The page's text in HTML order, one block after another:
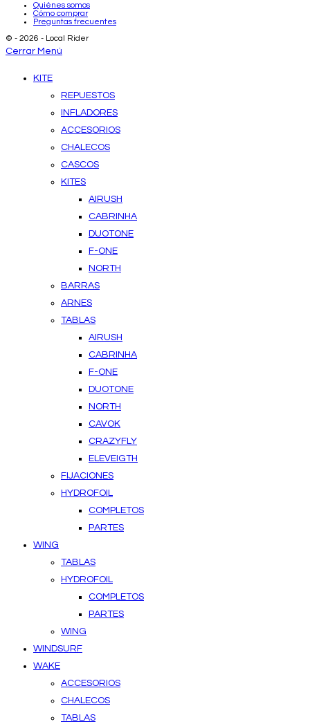
Quiénes somos
Cómo comprar
Preguntas frecuentes
© - 2026 - Local Rider
Cerrar Menú
KITE
REPUESTOS
INFLADORES
ACCESORIOS
CHALECOS
CASCOS
KITES
AIRUSH
CABRINHA
DUOTONE
F-ONE
NORTH
BARRAS
ARNES
TABLAS
AIRUSH
CABRINHA
F-ONE
DUOTONE
NORTH
CAVOK
CRAZYFLY
ELEVEIGTH
FIJACIONES
HYDROFOIL
COMPLETOS
PARTES
WING
TABLAS
HYDROFOIL
COMPLETOS
PARTES
WING
WINDSURF
WAKE
ACCESORIOS
CHALECOS
TABLAS